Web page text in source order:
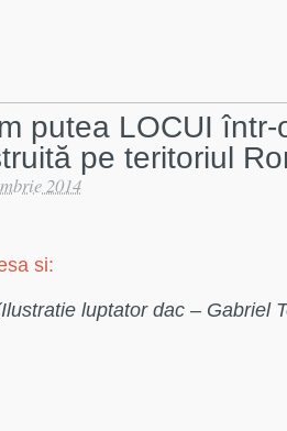
putea LOCUI
pe teritoriul
2014
si:
luptator dac – Gabriel